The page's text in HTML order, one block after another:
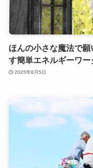
ほんの小さな魔法で
す簡単エネルギーワー
2025年8月5日